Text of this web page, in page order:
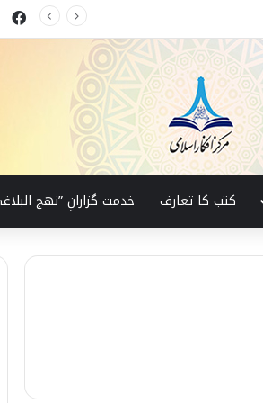
کتب کا تعارف خدمت گزارانِ ”نھج